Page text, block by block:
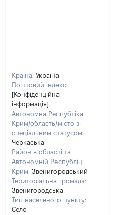
Країна: Україна
Поштовий індекс:
[Конфіденційна
інформація]
Автономна Республіка
Крим/область/місто зі
спеціальним статусом:
Черкаська
Район в області та
Автономній Республіці
Крим: Звенигородський
Територіальна громада:
Звенигородська
Тип населеного пункту:
Село